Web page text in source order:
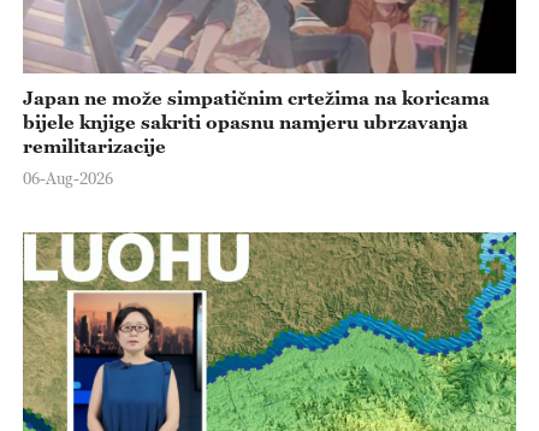
Japan ne može simpatičnim crtežima na koricama
bijele knjige sakriti opasnu namjeru ubrzavanja
remilitarizacije
06-Aug-2026